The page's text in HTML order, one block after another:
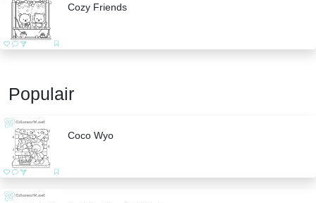
Cozy Friends
Populair
Coco Wyo